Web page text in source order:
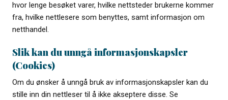
hvor lenge besøket varer, hvilke nettsteder brukerne kommer
fra, hvilke nettlesere som benyttes, samt informasjon om
netthandel.
Slik kan du unngå informasjonskapsler
(Cookies)
Om du ønsker å unngå bruk av informasjonskapsler kan du
stille inn din nettleser til å ikke akseptere disse. Se